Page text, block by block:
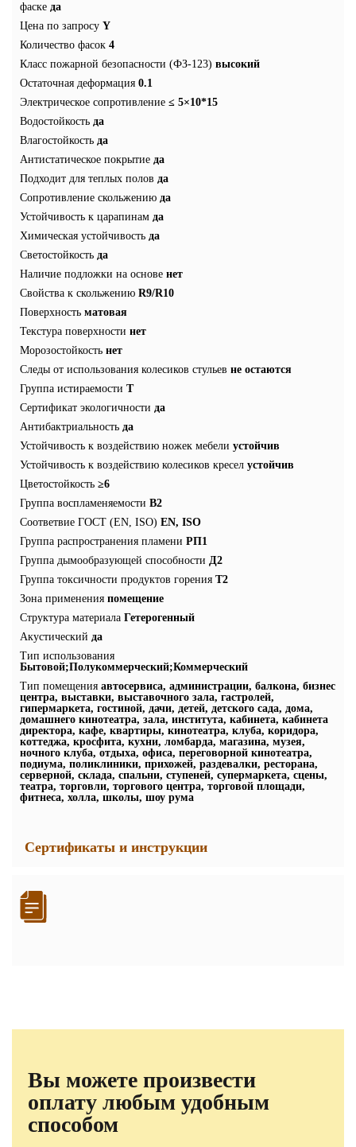
фаске да
Цена по запросу Y
Количество фасок 4
Класс пожарной безопасности (ФЗ-123) высокий
Остаточная деформация 0.1
Электрическое сопротивление ≤ 5×10*15
Водостойкость да
Влагостойкость да
Антистатическое покрытие да
Подходит для теплых полов да
Сопротивление скольжению да
Устойчивость к царапинам да
Химическая устойчивость да
Светостойкость да
Наличие подложки на основе нет
Свойства к скольжению R9/R10
Поверхность матовая
Текстура поверхности нет
Морозостойкость нет
Следы от использования колесиков стульев не остаются
Группа истираемости T
Сертификат экологичности да
Антибактриальность да
Устойчивость к воздействию ножек мебели устойчив
Устойчивость к воздействию колесиков кресел устойчив
Цветостойкость ≥6
Группа воспламеняемости В2
Соответвие ГОСТ (EN, ISO) EN, ISO
Группа распространения пламени РП1
Группа дымообразующей способности Д2
Группа токсичности продуктов горения Т2
Зона применения помещение
Структура материала Гетерогенный
Акустический да
Тип использования
Бытовой;Полукоммерческий;Коммерческий
Тип помещения автосервиса, администрации, балкона, бизнес
центра, выставки, выставочного зала, гастролей,
гипермаркета, гостиной, дачи, детей, детского сада, дома,
домашнего кинотеатра, зала, института, кабинета, кабинета
директора, кафе, квартиры, кинотеатра, клуба, коридора,
коттеджа, кросфита, кухни, ломбарда, магазина, музея,
ночного клуба, отдыха, офиса, переговорной кинотеатра,
подиума, поликлиники, прихожей, раздевалки, ресторана,
серверной, склада, спальни, ступеней, супермаркета, сцены,
театра, торговли, торгового центра, торговой площади,
фитнеса, холла, школы, шоу рума
Сертификаты и инструкции
Вы можете произвести
оплату любым удобным
способом